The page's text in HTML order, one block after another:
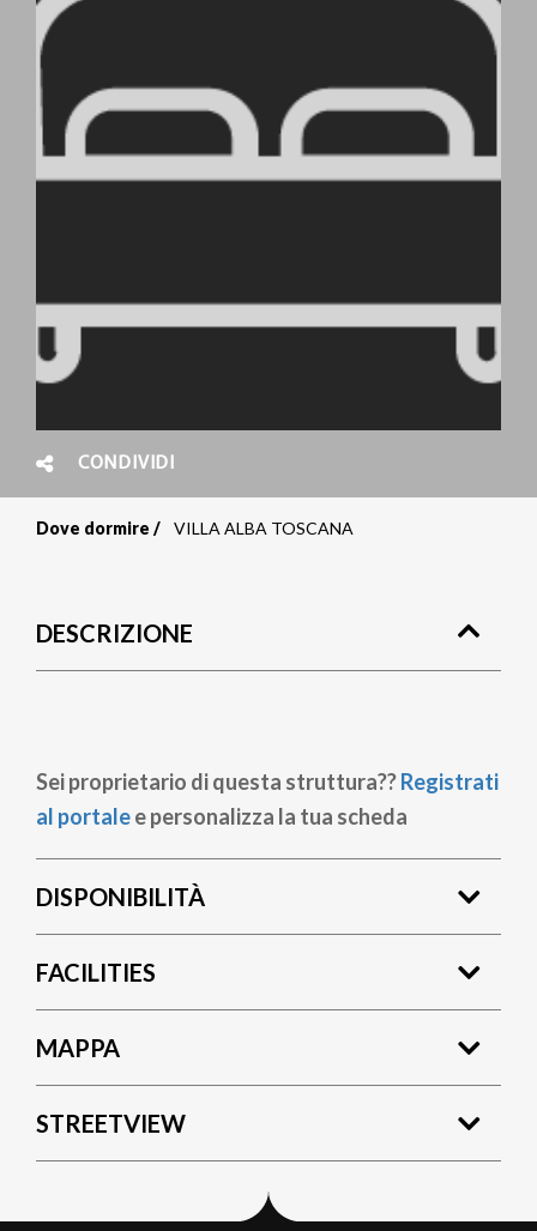
CONDIVIDI
pane
Dove dormire VILLA ALBA TOSCANA
DESCRIZIONE
Sei proprietario di questa struttura??Registrati
al portalee personalizza la tua scheda
DISPONIBILITÀ
FACILITIES
MAPPA
STREETVIEW